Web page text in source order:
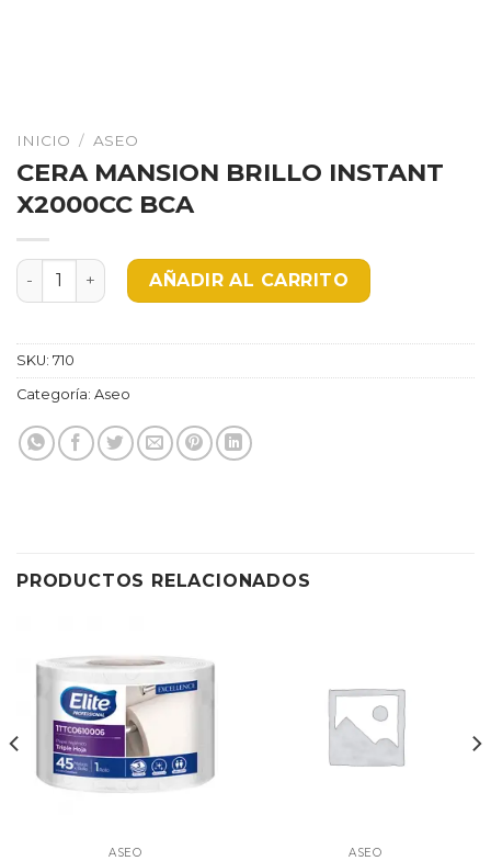
INICIO / ASEO
CERA MANSION BRILLO INSTANT
X2000CC BCA
CERA MANSION BRILLO INSTANT X2000CC BCA
AÑADIR AL CARRITO
SKU: 710
Categoría: Aseo
PRODUCTOS RELACIONADOS
ASEO ASEO